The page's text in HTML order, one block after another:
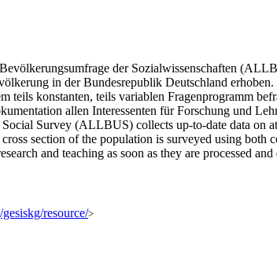
der Sozialwissenschaften
in der Bundesrepublik Deutschland
teils konstanten, teils variablen Fragenprogramm
allen Interessenten für Forschung und
Survey (ALLBUS) collects up-to-date data on
cross section of the population is surveyed using
and teaching as soon as they are processed
resource/>